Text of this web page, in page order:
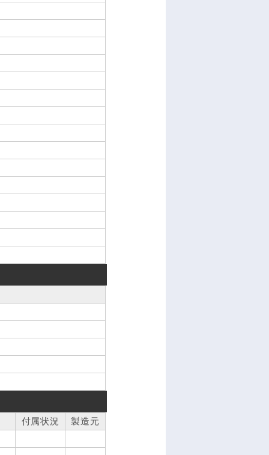
付属状況 製造元